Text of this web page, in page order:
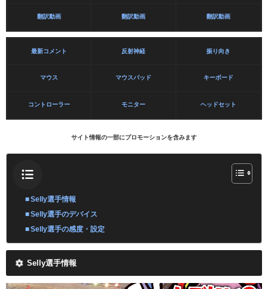
翻訳動画 翻訳動画 翻訳動画
最新コメント 反射神経 振り向き
マウス マウスパッド キーボード
コントローラー モニター ヘッドセット
サイト情報の一部にプロモーションを含みます
Selly選手情報
Selly選手のデバイス
Selly選手の感度・設定
Selly選手情報